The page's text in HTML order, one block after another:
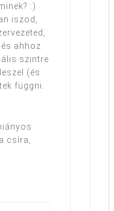
:)
iszod,
ahhoz
szintre
(és
függni.
csíra,